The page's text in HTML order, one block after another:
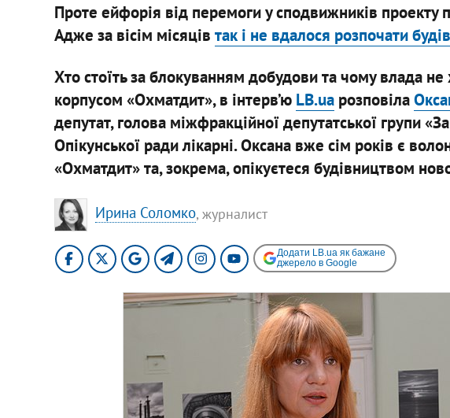
Проте ейфорія від перемоги у сподвижників проекту
Адже за вісім місяців так і не вдалося розпочати
Хто стоїть за блокуванням добудови та чому влада
корпусом «Охматдит», в інтерв’ю LB.uaрозповіла
депутат, голова міжфракційної депутатської групи
Опікунської ради лікарні. Оксана вже сім років є
«Охматдит» та, зокрема, опікуєтеся будівництвом
Ирина Соломко, журналист
Додати LB.ua як бажане
джерело в Google